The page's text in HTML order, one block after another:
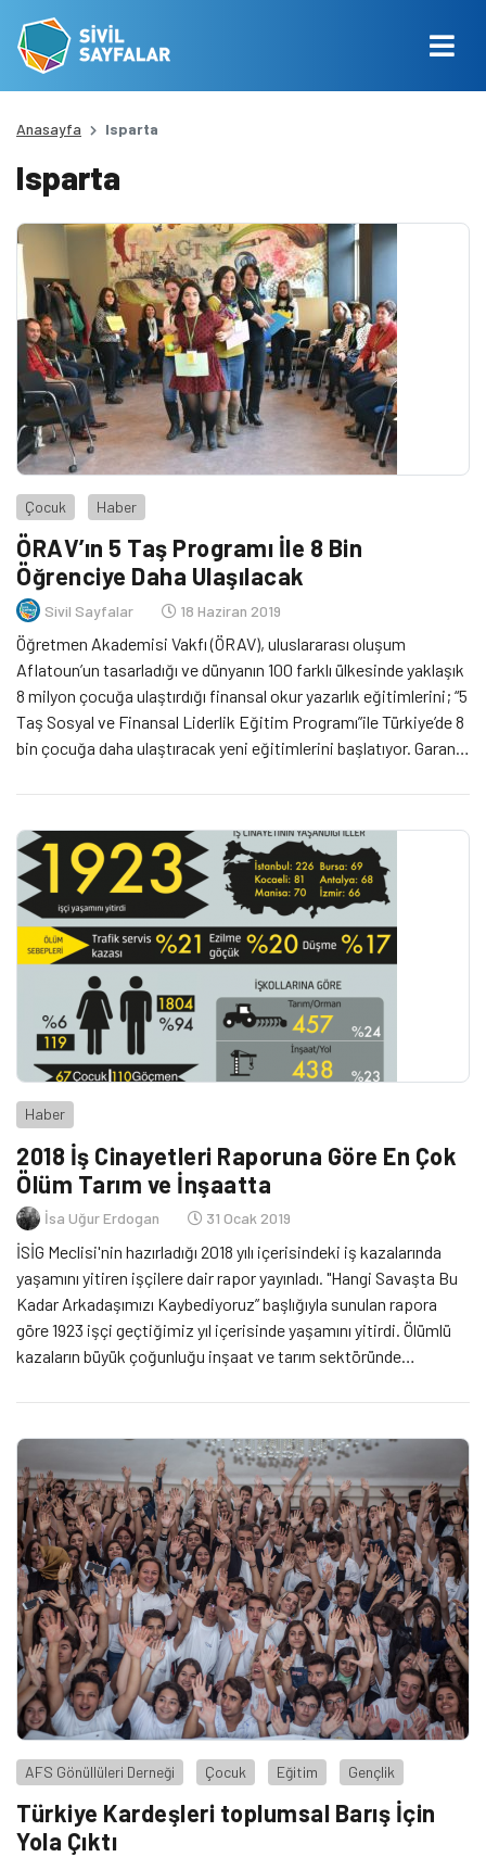
Anasayfa Isparta
Isparta
Çocuk Haber
ÖRAV’ın 5 Taş Programı İle 8 Bin
Öğrenciye Daha Ulaşılacak
Sivil Sayfalar 18 Haziran 2019
Öğretmen Akademisi Vakfı (ÖRAV), uluslararası oluşum
Aflatoun’un tasarladığı ve dünyanın 100 farklı ülkesinde yaklaşık
8 milyon çocuğa ulaştırdığı finansal okur yazarlık eğitimlerini; “5
Taş Sosyal ve Finansal Liderlik Eğitim Programı”ile Türkiye’de 8
bin çocuğa daha ulaştıracak yeni eğitimlerini başlatıyor. Garanti
destekçisi olduğu eğitimler kapsamında; 18-19 Haziran’da 9
farklı ilde 300 öğretmene eğitim verilecek.
Haber
2018 İş Cinayetleri Raporuna Göre En Çok
Ölüm Tarım ve İnşaatta
İsa Uğur Erdogan 31 Ocak 2019
İSİG Meclisi'nin hazırladığı 2018 yılı içerisindeki iş kazalarında
yaşamını yitiren işçilere dair rapor yayınladı. "Hangi Savaşta Bu
Kadar Arkadaşımızı Kaybediyoruz” başlığıyla sunulan rapora
göre 1923 işçi geçtiğimiz yıl içerisinde yaşamını yitirdi. Ölümlü
kazaların büyük çoğunluğu inşaat ve tarım sektöründe
yaşanması dikkat çekti.
AFS Gönüllüleri Derneği Çocuk Eğitim Gençlik
Türkiye Kardeşleri toplumsal Barış İçin
Yola Çıktı